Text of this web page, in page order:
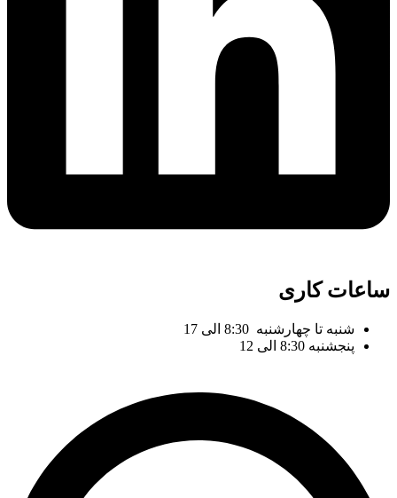
ساعات کاری
شنبه تا چهارشنبه 8:30 الی 17
پنجشنبه 8:30 الی 12